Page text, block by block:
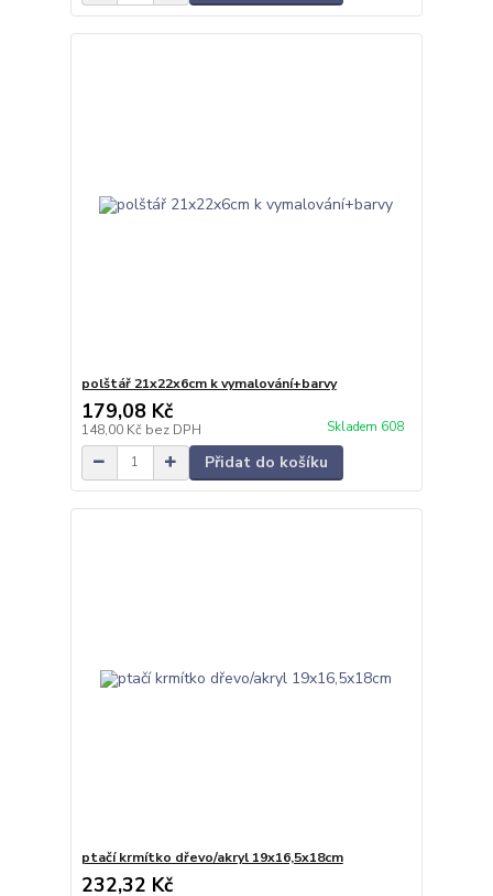
polštář 21x22x6cm k vymalování+barvy
179,08 Kč
148,00 Kč bez DPH Skladem 608
Přidat do košíku
ptačí krmítko dřevo/akryl 19x16,5x18cm
232,32 Kč